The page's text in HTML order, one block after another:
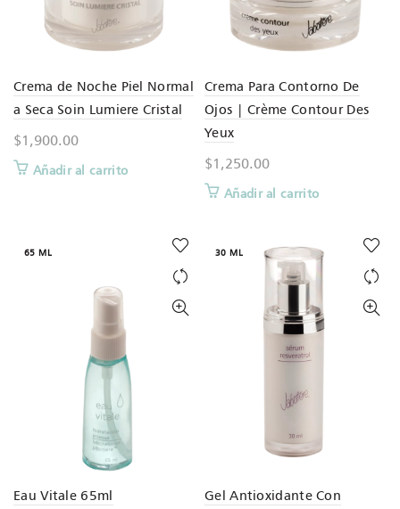
Crema de Noche Piel Normal
a Seca Soin Lumiere Cristal
$1,900.00
Añadir al carrito
Crema Para Contorno De
Ojos | Crème Contour Des
Yeux
$1,250.00
Añadir al carrito
65 ML
Eau Vitale 65ml
30 ML
Gel Antioxidante Con